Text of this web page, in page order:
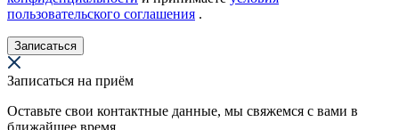
пользовательского соглашения .
Записаться
Записаться на приём
Оставьте свои контактные данные, мы свяжемся с вами в
ближайшее время